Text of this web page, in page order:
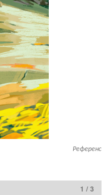
Референс
1 / 3